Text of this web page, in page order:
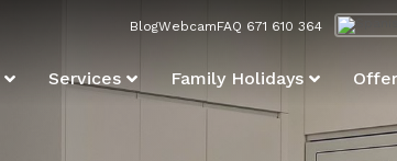
BlogWebcamFAQ 671 610 364
Services Family Holidays